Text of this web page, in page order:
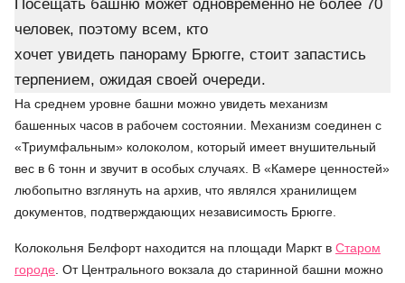
Посещать башню может одновременно не более 70
человек, поэтому всем, кто
хочет увидеть панораму Брюгге, стоит запастись
терпением, ожидая своей очереди.
На среднем уровне башни можно увидеть механизм
башенных часов в рабочем состоянии. Механизм соединен с
«Триумфальным» колоколом, который имеет внушительный
вес в 6 тонн и звучит в особых случаях. В «Камере ценностей»
любопытно взглянуть на архив, что являлся хранилищем
документов, подтверждающих независимость Брюгге.
Колокольня Белфорт находится на площади Маркт в Старом
городе . От Центрального вокзала до старинной башни можно